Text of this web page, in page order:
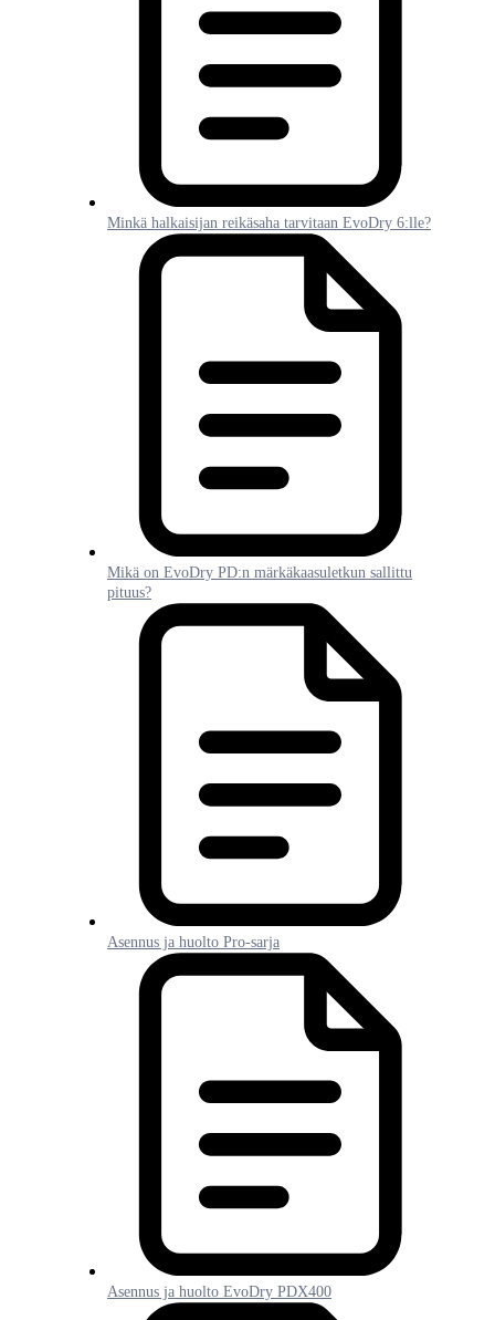
Minkä halkaisijan reikäsaha tarvitaan EvoDry 6:lle?
Mikä on EvoDry PD:n märkäkaasuletkun sallittu
pituus?
Asennus ja huolto Pro-sarja
Asennus ja huolto EvoDry PDX400